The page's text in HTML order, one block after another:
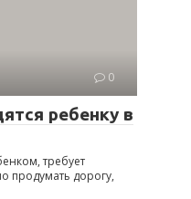
0
ребенку в
требует
продумать дорогу,